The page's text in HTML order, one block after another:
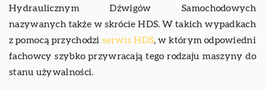
Hydraulicznym Dźwigów Samochodowych
nazywanych także w skrócie HDS. W takich wypadkach
z pomocą przychodzi serwis HDS, w którym odpowiedni
fachowcy szybko przywracają tego rodzaju maszyny do
stanu używalności.